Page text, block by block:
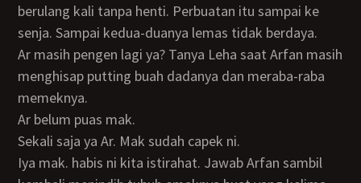
berulang kali tanpa henti. Perbuatan itu sampai ke
senja. Sampai kedua-duanya lemas tidak berdaya.
Ar masih pengen lagi ya? Tanya Leha saat Arfan masih
menghisap putting buah dadanya dan meraba-raba
memeknya.
Ar belum puas mak.
Sekali saja ya Ar. Mak sudah capek ni.
Iya mak. habis ni kita istirahat. Jawab Arfan sambil